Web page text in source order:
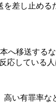
差し止め
移送する
応している人
い有罪率